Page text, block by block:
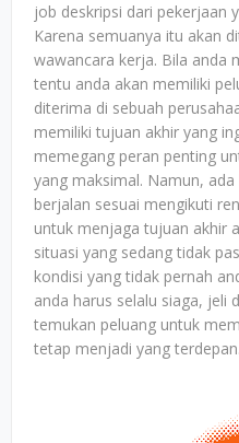
job deskripsi dari pekerjaan
Karena semuanya itu akan
wawancara kerja. Bila anda
tentu anda akan memiliki
diterima di sebuah
memiliki tujuan akhir yang
memegang peran penting
yang maksimal. Namun,
berjalan sesuai mengikuti
untuk menjaga tujuan akhir
situasi yang sedang tidak
kondisi yang tidak pernah
anda harus selalu siaga, jeli
temukan peluang untuk
tetap menjadi yang terdepan.